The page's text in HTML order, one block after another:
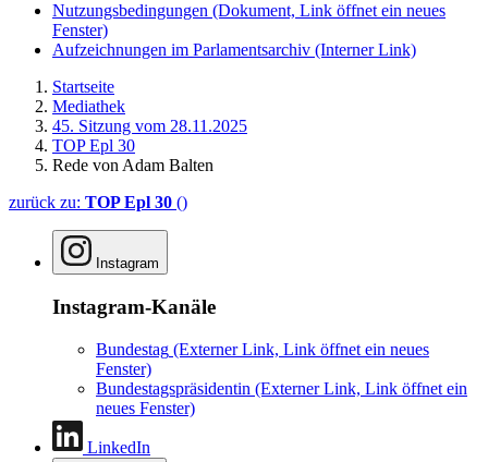
Nutzungsbedingungen (Dokument, Link öffnet ein neues
Fenster)
Aufzeichnungen im Parlamentsarchiv (Interner Link)
Startseite
Mediathek
45. Sitzung vom 28.11.2025
TOP Epl 30
Rede von Adam Balten
zurück zu: TOP Epl 30 ()
Instagram
Instagram-Kanäle
Bundestag (Externer Link, Link öffnet ein neues
Fenster)
Bundestagspräsidentin (Externer Link, Link öffnet ein
neues Fenster)
LinkedIn